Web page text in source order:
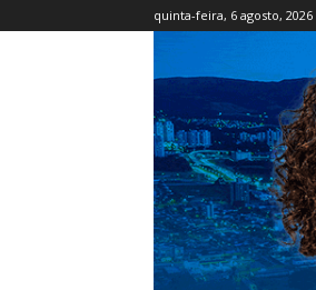
quinta-feira, 6 agosto, 2026